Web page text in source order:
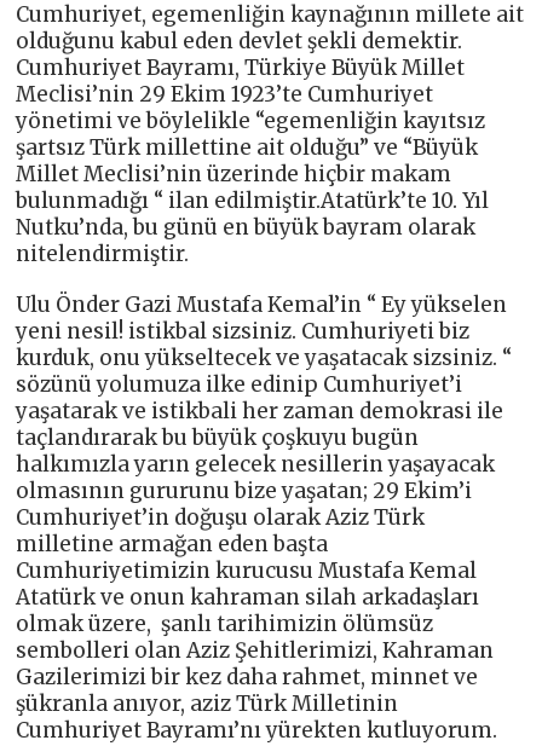
Cumhuriyet, egemenliğin kaynağının millete ait
olduğunu kabul eden devlet şekli demektir.
Cumhuriyet Bayramı, Türkiye Büyük Millet
Meclisi’nin 29 Ekim 1923’te Cumhuriyet
yönetimi ve böylelikle “egemenliğin kayıtsız
şartsız Türk millettine ait olduğu” ve “Büyük
Millet Meclisi’nin üzerinde hiçbir makam
bulunmadığı “ ilan edilmiştir.Atatürk’te 10. Yıl
Nutku’nda, bu günü en büyük bayram olarak
nitelendirmiştir.
Ulu Önder Gazi Mustafa Kemal’in “ Ey yükselen
yeni nesil! istikbal sizsiniz. Cumhuriyeti biz
kurduk, onu yükseltecek ve yaşatacak sizsiniz. “
sözünü yolumuza ilke edinip Cumhuriyet’i
yaşatarak ve istikbali her zaman demokrasi ile
taçlandırarak bu büyük çoşkuyu bugün
halkımızla yarın gelecek nesillerin yaşayacak
olmasının gururunu bize yaşatan; 29 Ekim’i
Cumhuriyet’in doğuşu olarak Aziz Türk
milletine armağan eden başta
Cumhuriyetimizin kurucusu Mustafa Kemal
Atatürk ve onun kahraman silah arkadaşları
olmak üzere, şanlı tarihimizin ölümsüz
sembolleri olan Aziz Şehitlerimizi, Kahraman
Gazilerimizi bir kez daha rahmet, minnet ve
şükranla anıyor, aziz Türk Milletinin
Cumhuriyet Bayramı’nı yürekten kutluyorum.